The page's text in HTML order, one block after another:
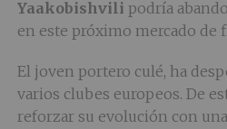
Yaakobishvili podría
en este próximo mercado de
El joven portero culé, ha
varios clubes europeos. De
reforzar su evolución con